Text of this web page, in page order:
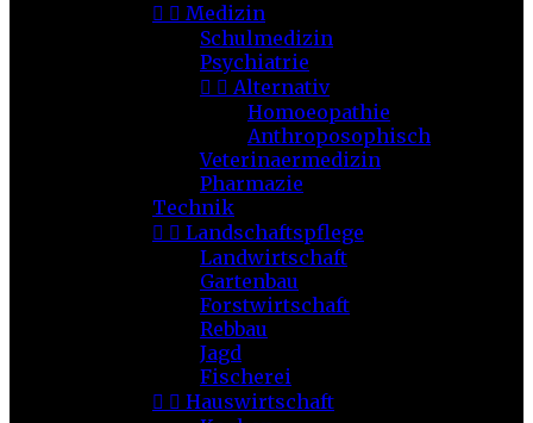
  Medizin
Schulmedizin
Psychiatrie
  Alternativ
Homoeopathie
Anthroposophisch
Veterinaermedizin
Pharmazie
Technik
  Landschaftspflege
Landwirtschaft
Gartenbau
Forstwirtschaft
Rebbau
Jagd
Fischerei
  Hauswirtschaft